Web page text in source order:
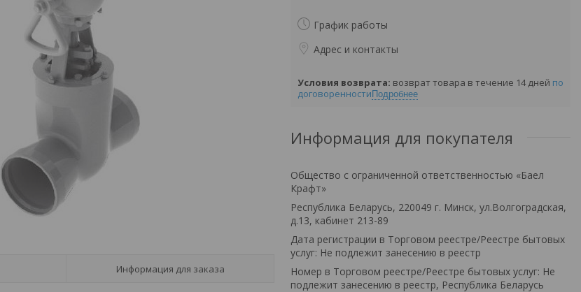
Информация для заказа
График работы
Адрес и контакты
возврат товара в течение 14 дней по
договоренности Подробнее
Информация для покупателя
Общество с ограниченной ответственностью «Баел
Крафт»
Республика Беларусь, 220049 г. Минск, ул.Волгоградская,
д.13, кабинет 213-89
Дата регистрации в Торговом реестре/Реестре бытовых
услуг: Не подлежит занесению в реестр
Номер в Торговом реестре/Реестре бытовых услуг: Не
подлежит занесению в реестр, Республика Беларусь